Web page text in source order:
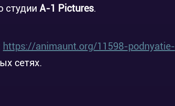
студии A-1 Pictures.
https://animaunt.org/11598-podnyatie-
сетях.